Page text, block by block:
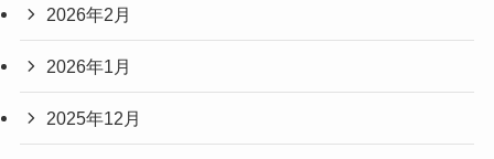
2026年2月
2026年1月
2025年12月